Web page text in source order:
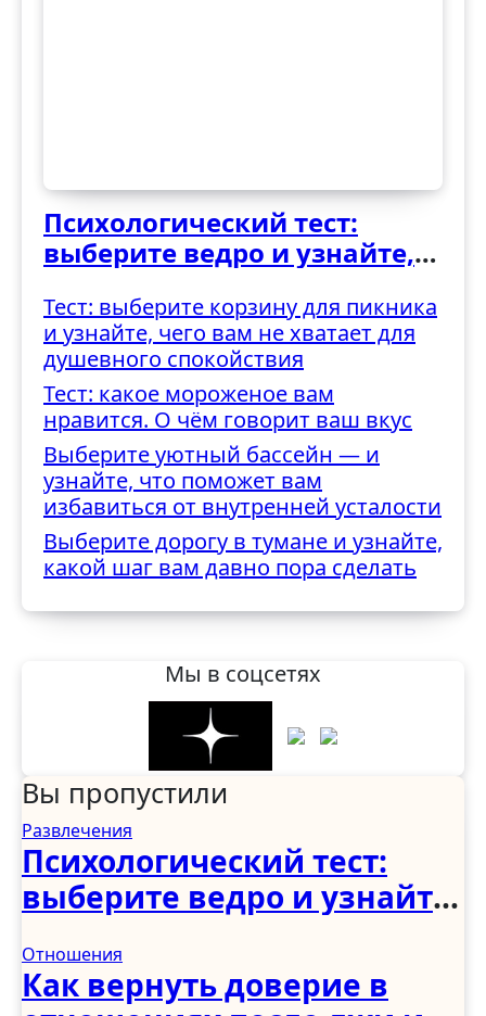
Психологический тест:
выберите ведро и узнайте,
трудностями
Тест: выберите корзину для пикника
и узнайте, чего вам не хватает для
душевного спокойствия
Тест: какое мороженое вам
нравится. О чём говорит ваш вкус
Выберите уютный бассейн — и
узнайте, что поможет вам
избавиться от внутренней усталости
Выберите дорогу в тумане и узнайте,
какой шаг вам давно пора сделать
Мы в соцсетях
Вы пропустили
Развлечения
Психологический тест:
выберите ведро и узнайте,
трудностями
Отношения
Как вернуть доверие в